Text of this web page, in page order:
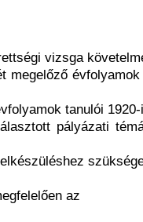
vizsga
megelőző
tanulói
pályázati
az